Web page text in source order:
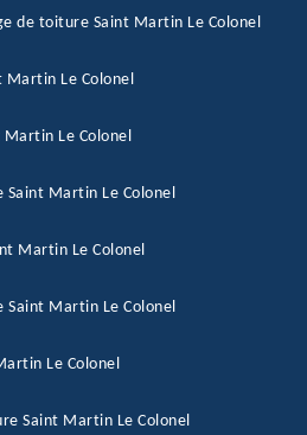
de toiture Saint Martin Le Colonel
Le Colonel
Le Colonel
Saint Martin Le Colonel
Martin Le Colonel
Martin Le Colonel
Le Colonel
Saint Martin Le Colonel